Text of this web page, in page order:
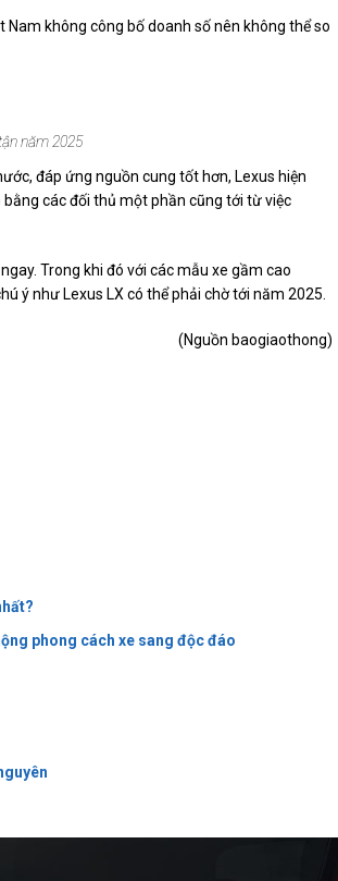
Nam không công bố doanh số nên không thể so
năm 2025
đáp ứng nguồn cung tốt hơn, Lexus hiện
các đối thủ một phần cũng tới từ việc
Trong khi đó với các mẫu xe gầm cao
ý như Lexus LX có thể phải chờ tới năm 2025.
(Nguồn baogiaothong)
phong cách xe sang độc đáo